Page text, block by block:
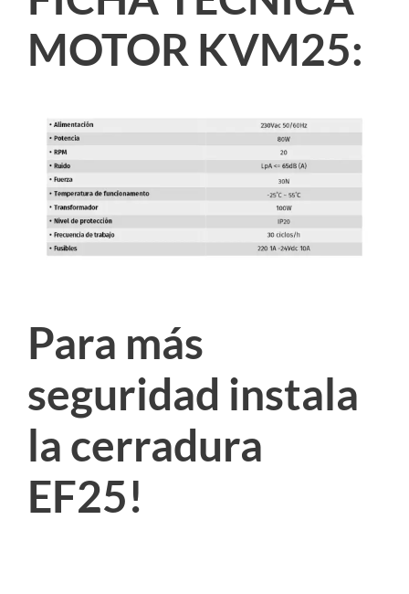
MOTOR KVM25:
Para más
seguridad instala
la cerradura
EF25!